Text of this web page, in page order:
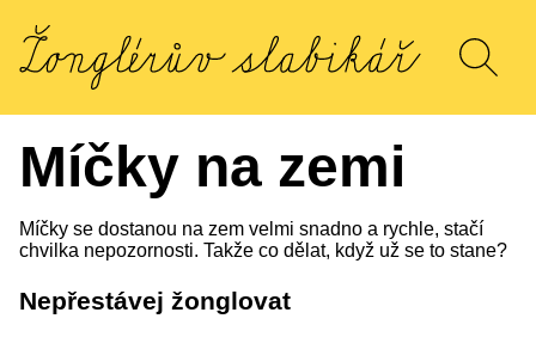
Míčky na zemi
Míčky se dostanou na zem velmi snadno a rychle, stačí
chvilka nepozornosti. Takže co dělat, když už se to stane?
Nepřestávej žonglovat